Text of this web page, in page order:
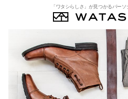
「ワタシらしさ」が見つかるパー